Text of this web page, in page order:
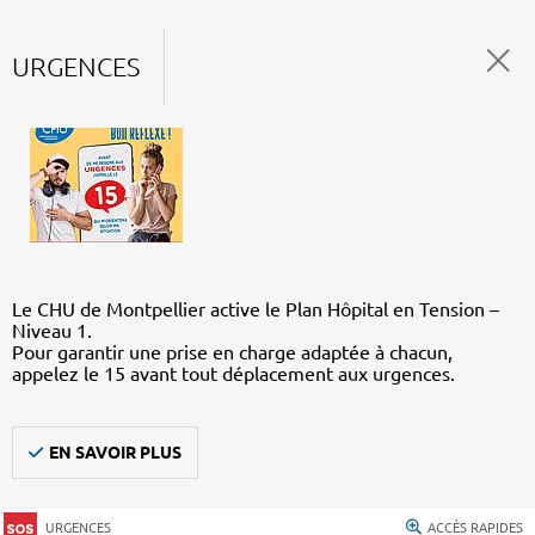
URGENCES
Le CHU de Montpellier active le Plan Hôpital en Tension –
Niveau 1.
Pour garantir une prise en charge adaptée à chacun,
appelez le 15 avant tout déplacement aux urgences.
EN SAVOIR PLUS
URGENCES ACCÈS RAPIDES